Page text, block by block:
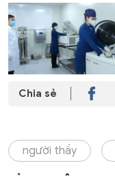
Chia sẻ
người thầy